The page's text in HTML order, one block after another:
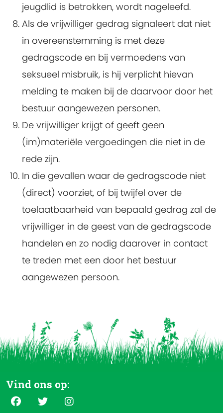
jeugdlid is betrokken, wordt nageleefd.
Als de vrijwilliger gedrag signaleert dat niet
in overeenstemming is met deze
gedragscode en bij vermoedens van
seksueel misbruik, is hij verplicht hievan
melding te maken bij de daarvoor door het
bestuur aangewezen personen.
De vrijwilliger krijgt of geeft geen
(im)materiële vergoedingen die niet in de
rede zijn.
In die gevallen waar de gedragscode niet
(direct) voorziet, of bij twijfel over de
toelaatbaarheid van bepaald gedrag zal de
vrijwilliger in de geest van de gedragscode
handelen en zo nodig daarover in contact
te treden met een door het bestuur
aangewezen persoon.
Vind ons op: